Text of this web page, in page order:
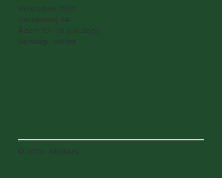
Holstebro 7500
Dominovej 34
Åben 10 - 16 alle dage
Søndag - lukket
© 2026 Molliam